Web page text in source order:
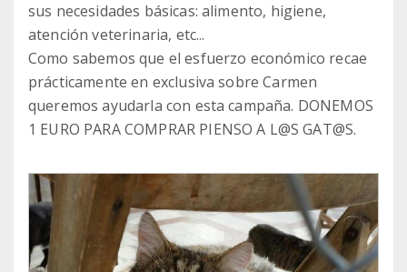
sus necesidades básicas: alimento, higiene,
atención veterinaria, etc...
Como sabemos que el esfuerzo económico recae
prácticamente en exclusiva sobre Carmen
queremos ayudarla con esta campaña. DONEMOS
1 EURO PARA COMPRAR PIENSO A L@S GAT@S.